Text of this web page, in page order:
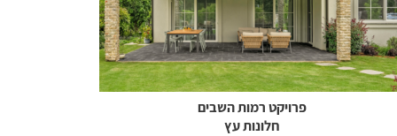
פרויקט רמות השבים
חלונות עץ